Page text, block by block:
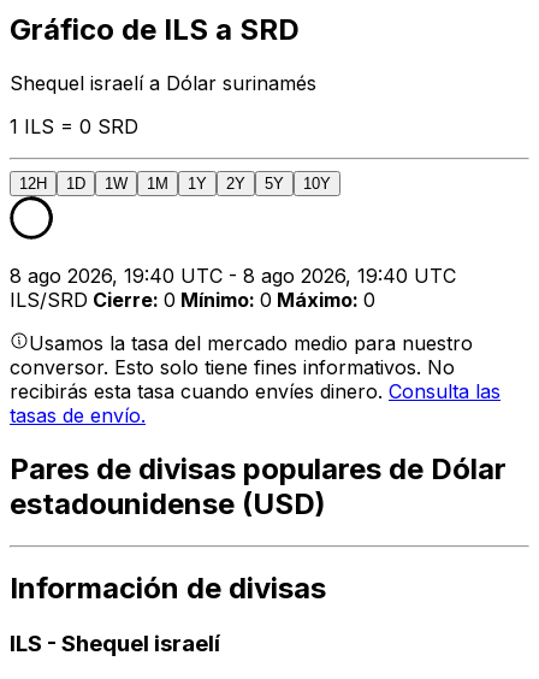
Gráfico de ILS a SRD
Shequel israelí a Dólar surinamés
1 ILS = 0 SRD
12H 1D 1W 1M 1Y 2Y 5Y 10Y
8 ago 2026, 19:40 UTC - 8 ago 2026, 19:40 UTC
ILS/SRD Cierre: 0 Mínimo: 0 Máximo: 0
Usamos la tasa del mercado medio para nuestro
conversor. Esto solo tiene fines informativos. No
recibirás esta tasa cuando envíes dinero. Consulta las
tasas de envío.
Pares de divisas populares de Dólar
estadounidense (USD)
Información de divisas
ILS - Shequel israelí